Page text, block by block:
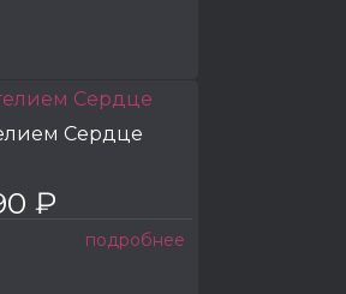
Сердце
₽
подробнее